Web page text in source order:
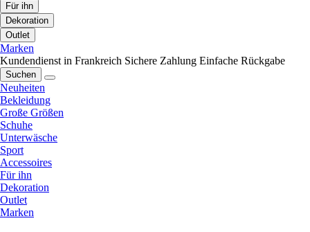
Für ihn
Dekoration
Outlet
Marken
Kundendienst in Frankreich Sichere Zahlung Einfache Rückgabe
Suchen
Neuheiten
Bekleidung
Große Größen
Schuhe
Unterwäsche
Sport
Accessoires
Für ihn
Dekoration
Outlet
Marken